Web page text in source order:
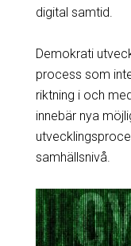
digital samtid.
Demokrati
process som
riktning i och
innebär nya
samhällsnivå.